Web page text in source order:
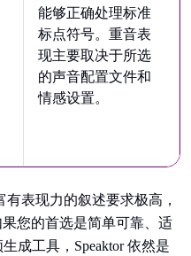
能够正确处理标准
标点符号。重音表
现主要取决于所选
的声音配置文件和
情感设置。
表现力的叙述要求极高，
您的首选是简单可靠、适
成工具，Speaktor 依然是